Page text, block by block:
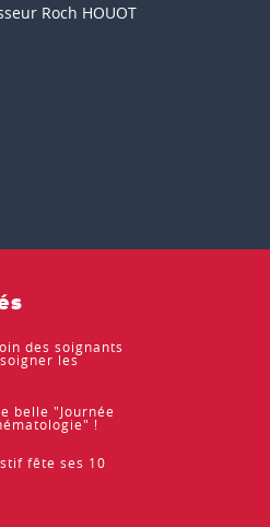
Roch HOUOT
des soignants
les
belle "Journée
!
fête ses 10